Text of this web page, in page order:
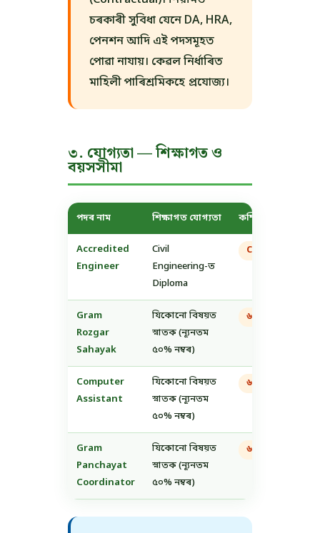
চৰকাৰী সুবিধা যেনে DA, HRA,
পেনশন আদি এই পদসমূহত
পোৱা নাযায়। কেৱল নিৰ্ধাৰিত
মাহিলী পাৰিশ্ৰমিকহে প্ৰযোজ্য।
৩. যোগ্যতা — শিক্ষাগত ও
বয়সসীমা
পদৰ নাম শিক্ষাগত যোগ্যতা কম্পিউটাৰ যোগ্যতা
Accredited
Engineer
Civil
Engineering-ত
Diploma
Computer
Gram
Rozgar
Sahayak
যিকোনো বিষয়ত
স্নাতক (ন্যূনতম
৫০% নম্বৰ)
৬ মাহৰ
Computer
Assistant
যিকোনো বিষয়ত
স্নাতক (ন্যূনতম
৫০% নম্বৰ)
৬ মাহৰ
Gram
Panchayat
Coordinator
যিকোনো বিষয়ত
স্নাতক (ন্যূনতম
৫০% নম্বৰ)
৬ মাহৰ